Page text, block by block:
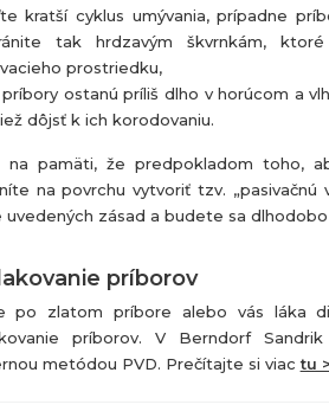
kratší cyklus umývania, prípadne
tak hrdzavým škvrnkám,
prostriedku,
ostanú príliš dlho v horúcom a
dôjsť k ich korodovaniu.
na pamäti, že predpokladom toho,
na povrchu vytvoriť tzv.
uvedených zásad a budete sa
príborov
po zlatom príbore alebo vás láka
príborov. V Berndorf
metódou PVD. Prečítajte si viactu